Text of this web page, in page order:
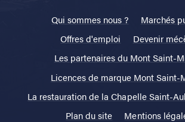
Qui sommes nous ?
Marchés
Offres d'emploi
Devenir
Les partenaires du Mont Saint-
Licences de marque Mont Saint-
La restauration de la Chapelle Saint-
Plan du site
Mentions